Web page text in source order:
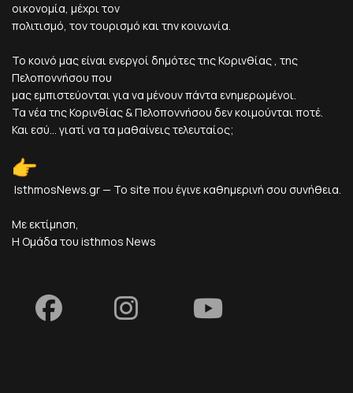
οικονομία, μέχρι τον
πολιτισμό, τον τουρισμό και την κοινωνία.
Το κοινό μας είναι ενεργοί δημότες της Κορινθίας , της
Πελοποννήσου που
μας εμπιστεύονται για να μένουν πάντα ενημερωμένοι.
Τα νέα της Κορινθίας & Πελοποννήσου δεν κοιμούνται ποτέ.
Και εσύ... γιατί να τα μαθαίνεις τελευταίος;
IsthmosNews.gr — Το site που έγινε καθημερινή σου συνήθεια.
Με εκτίμηση,
Η Ομάδα του isthmos News